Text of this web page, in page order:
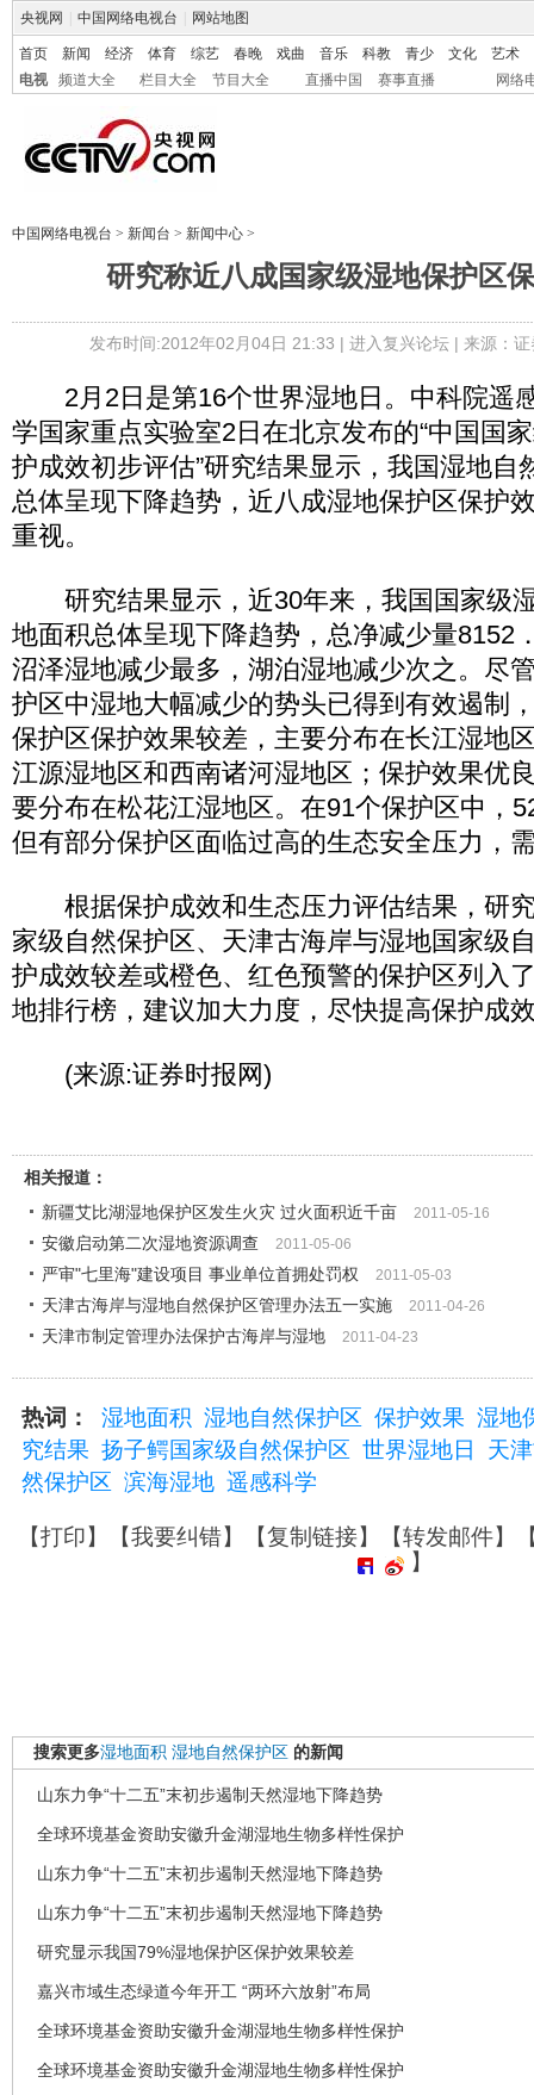
央视网 中国网络电视台 网站地图
首页 新闻 经济 体育 综艺 春晚 戏曲 音乐 科教 青少 文化
艺术
电视
频道大全 栏目大全 节目大全 直播中国 赛事直播 网络
中国网络电视台 > 新闻台 > 新闻中心 >
研究称近八成国家级湿地保护区
发布时间:2012年02月04日 21:33 | 进入复兴论坛| 来源：
2月2日是第16个世界湿地日。中科院遥
学国家重点实验室2日在北京发布的“中国国
护成效初步评估”研究结果显示，我国湿地自
总体呈现下降趋势，近八成湿地保护区保护
重视。
研究结果显示，近30年来，我国国家级
地面积总体呈现下降趋势，总净减少量8152
沼泽湿地减少最多，湖泊湿地减少次之。尽
护区中湿地大幅减少的势头已得到有效遏制
保护区保护效果较差，主要分布在长江湿地
江源湿地区和西南诸河湿地区；保护效果优
要分布在松花江湿地区。在91个保护区中，
但有部分保护区面临过高的生态安全压力，
根据保护成效和生态压力评估结果，研
家级自然保护区、天津古海岸与湿地国家级
护成效较差或橙色、红色预警的保护区列入
地排行榜，建议加大力度，尽快提高保护成
(来源:证券时报网)
相关报道：
新疆艾比湖湿地保护区发生火灾 过火面积近千亩
2011-05-16
安徽启动第二次湿地资源调查 2011-05-06
严审"七里海"建设项目 事业单位首拥处罚权 2011-05-03
天津古海岸与湿地自然保护区管理办法五一实施 2011-04-26
天津市制定管理办法保护古海岸与湿地 2011-04-23
热词： 湿地面积 湿地自然保护区 保护效果 湿地
究结果 扬子鳄国家级自然保护区 世界湿地日
天
然保护区 滨海湿地 遥感科学
【打印】【我要纠错】【复制链接】【转发邮件】
】
搜索更多湿地面积 湿地自然保护区 的新闻
山东力争“十二五”末初步遏制天然湿地下降趋势
全球环境基金资助安徽升金湖湿地生物多样性保护
山东力争“十二五”末初步遏制天然湿地下降趋势
山东力争“十二五”末初步遏制天然湿地下降趋势
研究显示我国79%湿地保护区保护效果较差
嘉兴市域生态绿道今年开工 “两环六放射”布局
全球环境基金资助安徽升金湖湿地生物多样性保护
全球环境基金资助安徽升金湖湿地生物多样性保护